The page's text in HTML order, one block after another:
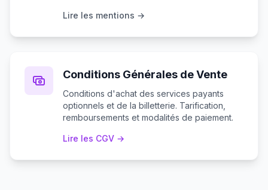
Lire les mentions →
Conditions Générales de Vente
Conditions d'achat des services payants
optionnels et de la billetterie. Tarification,
remboursements et modalités de paiement.
Lire les CGV →